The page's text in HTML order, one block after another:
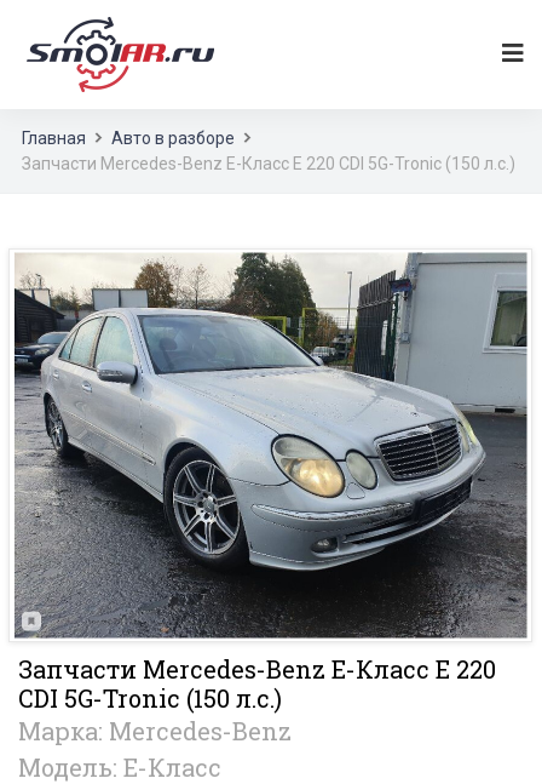
Главная
Авто в разборе
Запчасти Mercedes-Benz E-Класс E 220 CDI 5G-Tronic (150 л.с.)
Запчасти Mercedes-Benz E-Класс E 220
CDI 5G-Tronic (150 л.с.)
Марка: Mercedes-Benz
Модель: E-Класс